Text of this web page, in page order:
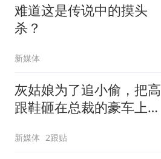
难道这是传说中的摸头
杀？
新媒体
灰姑娘为了追小偷，把高
跟鞋砸在总裁的豪车上，
新媒体 2跟贴